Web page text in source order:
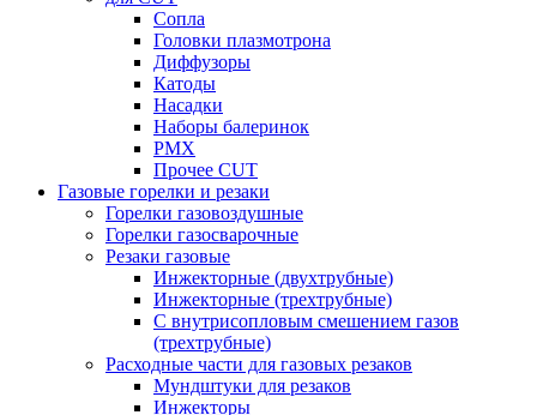
Сопла
Головки плазмотрона
Диффузоры
Катоды
Насадки
Наборы балеринок
PMX
Прочее CUT
Газовые горелки и резаки
Горелки газовоздушные
Горелки газосварочные
Резаки газовые
Инжекторные (двухтрубные)
Инжекторные (трехтрубные)
С внутрисопловым смешением газов
(трехтрубные)
Расходные части для газовых резаков
Мундштуки для резаков
Инжекторы